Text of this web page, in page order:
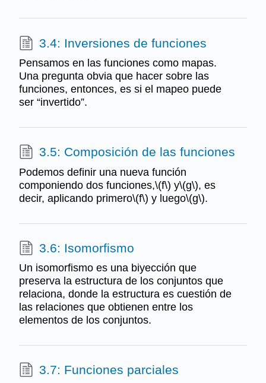
3.4: Inversiones de funciones
Pensamos en las funciones como mapas.
Una pregunta obvia que hacer sobre las
funciones, entonces, es si el mapeo puede
ser “invertido”.
3.5: Composición de las funciones
Podemos definir una nueva función
componiendo dos funciones,\(f\) y\(g\), es
decir, aplicando primero\(f\) y luego\(g\).
3.6: Isomorfismo
Un isomorfismo es una biyección que
preserva la estructura de los conjuntos que
relaciona, donde la estructura es cuestión de
las relaciones que obtienen entre los
elementos de los conjuntos.
3.7: Funciones parciales